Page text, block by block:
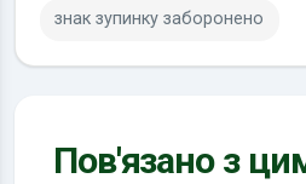
знак зупинку заборонено
Пов'язано з